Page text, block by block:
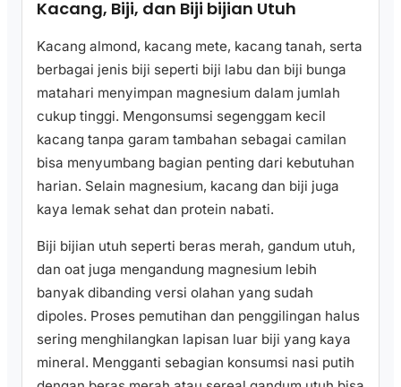
Kacang, Biji, dan Biji bijian Utuh
Kacang almond, kacang mete, kacang tanah, serta
berbagai jenis biji seperti biji labu dan biji bunga
matahari menyimpan magnesium dalam jumlah
cukup tinggi. Mengonsumsi segenggam kecil
kacang tanpa garam tambahan sebagai camilan
bisa menyumbang bagian penting dari kebutuhan
harian. Selain magnesium, kacang dan biji juga
kaya lemak sehat dan protein nabati.
Biji bijian utuh seperti beras merah, gandum utuh,
dan oat juga mengandung magnesium lebih
banyak dibanding versi olahan yang sudah
dipoles. Proses pemutihan dan penggilingan halus
sering menghilangkan lapisan luar biji yang kaya
mineral. Mengganti sebagian konsumsi nasi putih